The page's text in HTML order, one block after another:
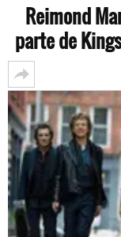
Reimond
parte de